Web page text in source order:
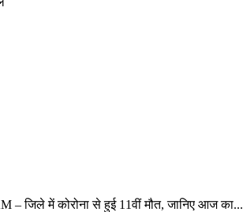
– जिले में कोरोना से हुई 11वीं मौत, जानिए आज का...